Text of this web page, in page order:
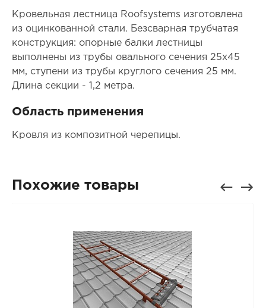
Кровельная лестница Roofsystems изготовлена
из оцинкованной стали. Безсварная трубчатая
конструкция: опорные балки лестницы
выполнены из трубы овального сечения 25х45
мм, ступени из трубы круглого сечения 25 мм.
Длина секции - 1,2 метра.
Область применения
Кровля из композитной черепицы.
Похожие товары